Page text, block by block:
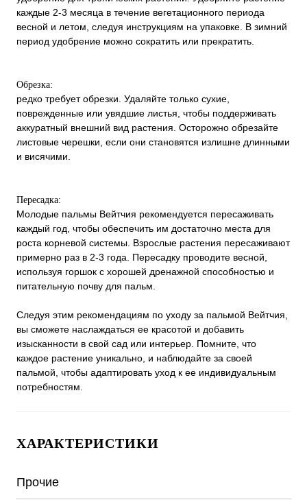
каждые 2-3 месяца в течение вегетационного периода
весной и летом, следуя инструкциям на упаковке. В зимний
период удобрение можно сократить или прекратить.
Обрезка:
редко требует обрезки. Удаляйте только сухие,
поврежденные или увядшие листья, чтобы поддерживать
аккуратный внешний вид растения. Осторожно обрезайте
листовые черешки, если они становятся излишне длинными
и висячими.
Пересадка:
Молодые пальмы Вейтчия рекомендуется пересаживать
каждый год, чтобы обеспечить им достаточно места для
роста корневой системы. Взрослые растения пересаживают
примерно раз в 2-3 года. Пересадку проводите весной,
используя горшок с хорошей дренажной способностью и
питательную почву для пальм.
Следуя этим рекомендациям по уходу за пальмой Вейтчия,
вы сможете наслаждаться ее красотой и добавить
изысканности в свой сад или интерьер. Помните, что
каждое растение уникально, и наблюдайте за своей
пальмой, чтобы адаптировать уход к ее индивидуальным
потребностям.
ХАРАКТЕРИСТИКИ
Прочие